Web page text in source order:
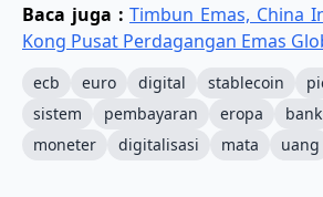
Baca juga :Timbun Emas, China
Kong Pusat Perdagangan Emas
ecb euro digital stablecoin
sistem
pembayaran eropa bank
moneter
digitalisasi mata uang